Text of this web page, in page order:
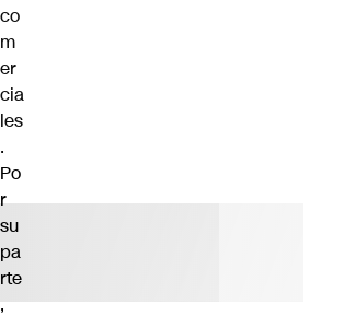
co
m
er
cia
les
.
Po
r
su
pa
rte
,